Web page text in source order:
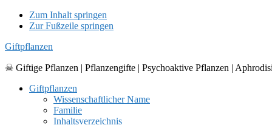
Zum Inhalt springen
Zur Fußzeile springen
Giftpflanzen
☠ Giftige Pflanzen | Pflanzengifte | Psychoaktive Pflanzen |
Giftpflanzen
Wissenschaftlicher Name
Familie
Inhaltsverzeichnis